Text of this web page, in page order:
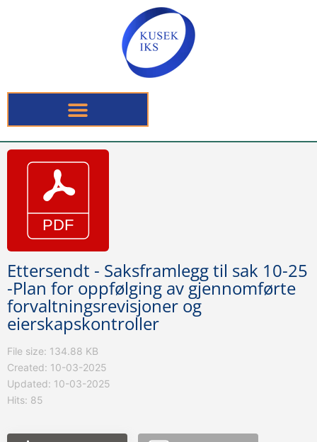
Ettersendt - Saksframlegg til sak 10-25
-Plan for oppfølging av gjennomførte
forvaltningsrevisjoner og
eierskapskontroller
File size: 134.88 KB
Created: 10-03-2025
Updated: 10-03-2025
Hits: 85